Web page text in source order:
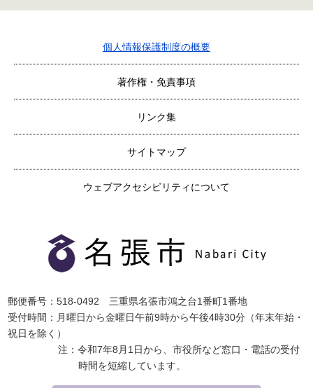
個人情報保護制度の概要
著作権・免責事項
リンク集
サイトマップ
ウェブアクセシビリティについて
郵便番号：518-0492 三重県名張市鴻之台1番町1番地
受付時間：月曜日から金曜日午前9時から午後4時30分（年末年始・
祝日を除く）
注：令和7年8月1日から、市役所など窓口・電話の受付
時間を短縮しています。